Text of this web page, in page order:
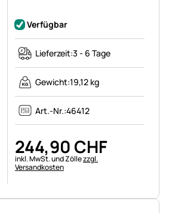
Verfügbar
Lieferzeit:3 - 6 Tage
Gewicht:19,12 kg
Art.-Nr.:46412
244,90CHF
Steuerhinweis:
inkl. MwSt. und Zöllezzgl.
Versandkosten